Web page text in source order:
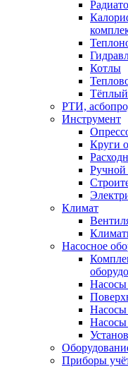
Котлы
РТИ,
Инструмент
Круги
Ручной
Климат
Насосное
Насосы
Приборы